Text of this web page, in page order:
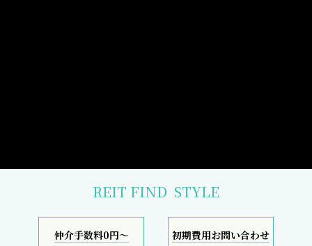
REIT FIND STYLE
仲介手数料0円～ 初期費用お問い合わせ